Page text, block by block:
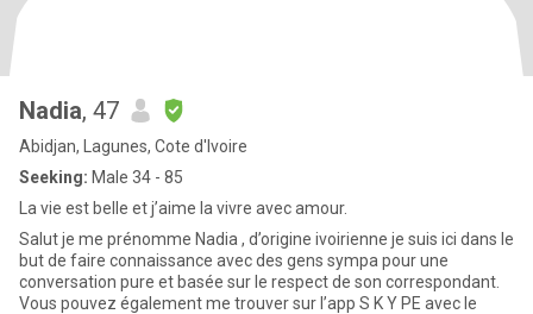
Nadia, 47
Abidjan, Lagunes, Cote d'Ivoire
Seeking: Male 34 - 85
La vie est belle et j’aime la vivre avec amour.
Salut je me prénomme Nadia , d’origine ivoirienne je suis ici dans le
but de faire connaissance avec des gens sympa pour une
conversation pure et basée sur le respect de son correspondant.
Vous pouvez également me trouver sur l’app S K Y PE avec le